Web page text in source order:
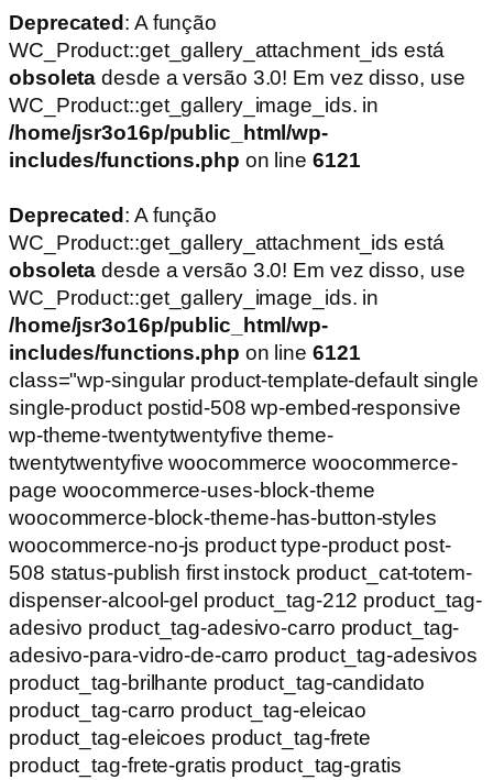
Deprecated : A função
WC_Product::get_gallery_attachment_ids está
obsoleta desde a versão 3.0! Em vez disso, use
WC_Product::get_gallery_image_ids. in
/home/jsr3o16p/public_html/wp-
includes/functions.php on line 6121
Deprecated : A função
WC_Product::get_gallery_attachment_ids está
obsoleta desde a versão 3.0! Em vez disso, use
WC_Product::get_gallery_image_ids. in
/home/jsr3o16p/public_html/wp-
includes/functions.php on line 6121
class="wp-singular product-template-default single
single-product postid-508 wp-embed-responsive
wp-theme-twentytwentyfive theme-
twentytwentyfive woocommerce woocommerce-
page woocommerce-uses-block-theme
woocommerce-block-theme-has-button-styles
woocommerce-no-js product type-product post-
508 status-publish first instock product_cat-totem-
dispenser-alcool-gel product_tag-212 product_tag-
adesivo product_tag-adesivo-carro product_tag-
adesivo-para-vidro-de-carro product_tag-adesivos
product_tag-brilhante product_tag-candidato
product_tag-carro product_tag-eleicao
product_tag-eleicoes product_tag-frete
product_tag-frete-gratis product_tag-gratis